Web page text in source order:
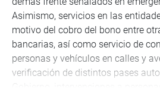
Asimismo, servicios en las
motivo del cobro del bono entre
bancarias, así como servicio de
personas y vehículos en calles y
verificación de distintos pases